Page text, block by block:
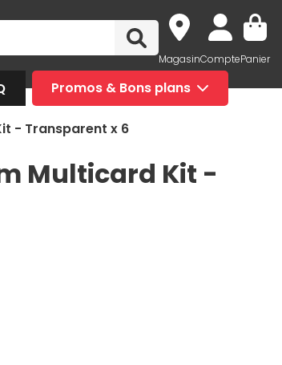
MagasinComptePanier
Promos & Bons plans
- Transparent x 6
Multicard Kit -